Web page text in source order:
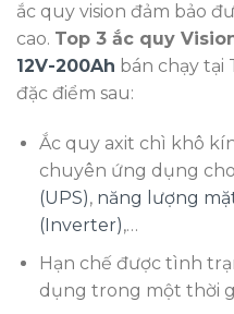
ắc quy vision đảm bảo
cao. Top 3 ắc quy
12V-200Ah bán chạy tại
đặc điểm sau:
Ắc quy axit chì khô
chuyên ứng dụng cho
(UPS), năng lượng
(Inverter),…
Hạn chế được tình
dụng trong một thời